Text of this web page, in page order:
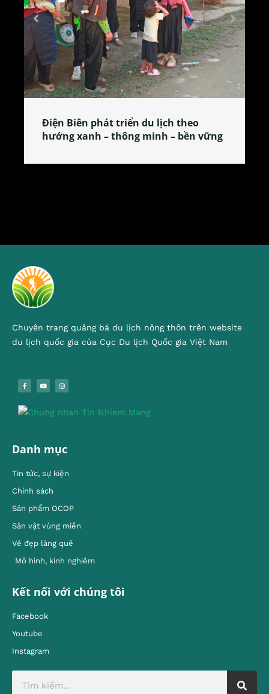
Làng làm bánh tẻ Phú Nhi – nơi lan
tỏa đặc sản xứ Đoài
Chuyên trang quảng bá du lịch nông thôn trên website
du lịch quốc gia của Cục Du lịch Quốc gia Việt Nam
Danh mục
Tin tức, sự kiện
Chính sách
Sản phẩm OCOP
Sản vật vùng miền
Vẻ đẹp làng quê
Mô hình, kinh nghiêm
Kết nối với chúng tôi
Facebook
Youtube
Instagram